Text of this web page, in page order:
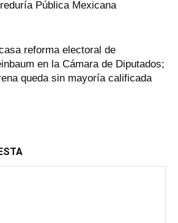
Pública Mexicana
reforma electoral de
en la Cámara de Diputados;
queda sin mayoría calificada